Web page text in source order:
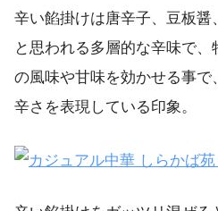
辛い餡掛けは唐辛子、豆板醤
と思われる多層的な辛味で
の風味や甘味を効かせる事で
辛さを表現している印象。